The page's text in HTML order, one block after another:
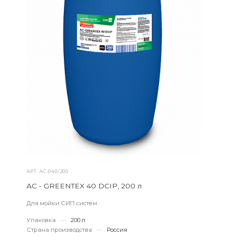
АРТ.AС-040/200
AC - GREENTEX 40 DCIP, 200 л
Для мойки СИП систем.
Упаковка —
200 л
Страна производства
— Россия